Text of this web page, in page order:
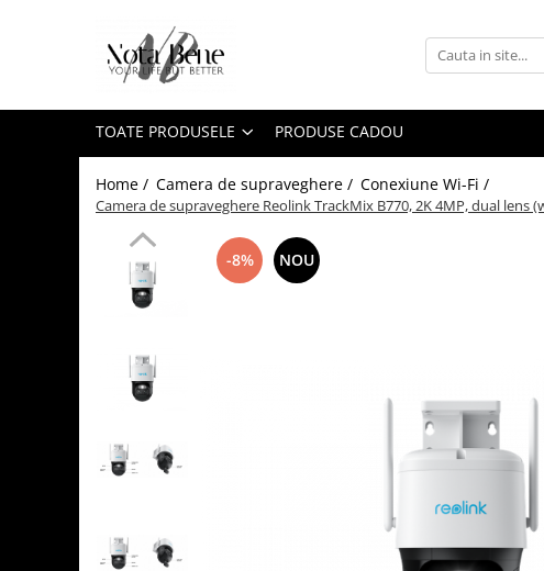
Toate Produsele
Conexiune Wi-Fi
Conexiune PoE
Cu panou solar
Accesorii camere de supraveghere
Unelte si aparate de masura
Sisteme de control al mașinilor
TOATE PRODUSELE PRODUSE CADOU
Home / Camera de supraveghere / Conexiune Wi-Fi /
Camera de supraveghere Reolink TrackMix B770, 2K 4MP, dual
-8% NOU